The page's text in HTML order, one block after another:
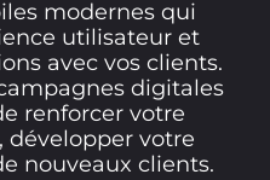
modernes qui
utilisateur et
avec vos clients.
digitales
renforcer votre
développer votre
nouveaux clients.